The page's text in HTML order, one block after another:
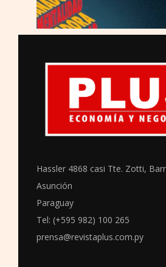
Hassler 4868 casi Tte. Zotti,
Asunción
Paraguay
Tel: (+595 982) 100 265
prensa@revistaplus.com.py